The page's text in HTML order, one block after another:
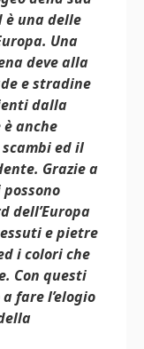
è una delle
Una
deve alla
e stradine
dalla
anche
ed il
Grazie a
dell’Europa
e pietre
i colori che
Con questi
fare l’elogio